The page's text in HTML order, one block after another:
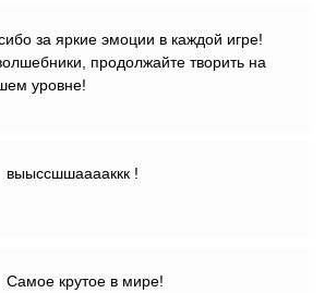
за яркие эмоции в каждой игре!
продолжайте творить на
уровне!
выыссшшааааккк !
Самое крутое в мире!